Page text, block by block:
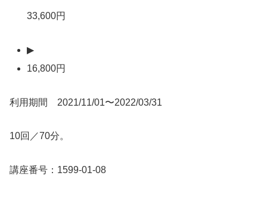
33,600円
▶
16,800円
利用期間 2021/11/01〜2022/03/31
10回／70分。
講座番号：1599-01-08